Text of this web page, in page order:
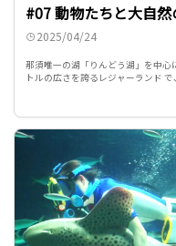
#07 動物たちと大自
2025/04/24
那須唯一の湖「りんどう湖」を中心
トルの広さを誇るレジャーランド